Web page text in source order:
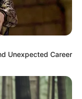
Unexpected Career